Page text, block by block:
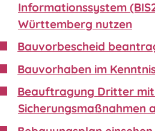
Informationssystem
Württemberg nutzen
Bauvorbescheid
Bauvorhaben im
Beauftragung Dritter
Sicherungsmaßnahmen